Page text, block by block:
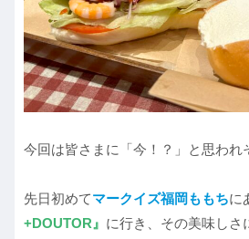
今回は皆さまに「今！？」と思われ
先日初めてマークイズ福岡ももちに
+DOUTOR』 に行き、その美味しさ